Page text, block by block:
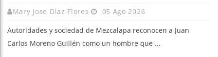
Mary Jose Díaz Flores 05 Ago 2026
Autoridades y sociedad de Mezcalapa reconocen a Juan
Carlos Moreno Guillén como un hombre que ...